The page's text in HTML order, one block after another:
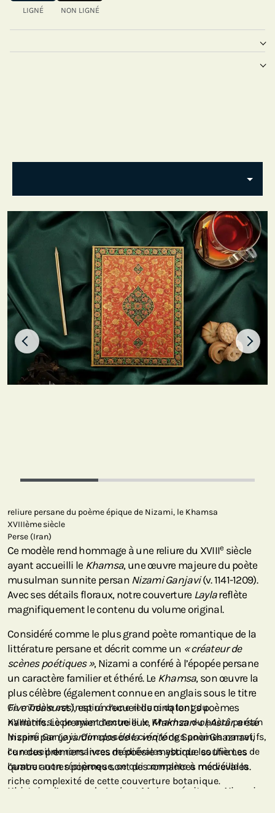
LIGNÉ NON LIGNÉ
reliure persane du poème épique de Nizami, le Khamsa
XVIIIème siècle
Perse (Iran)
Ce modèle rend hommage à une reliure du XVIIIe siècle
ayant accueilli le Khamsa, une œuvre majeure du poète
musulman sunnite persan Nizami Ganjavi(v. 1141-1209).
Avec ses détails floraux, notre couverture Laylareflète
magnifiquement le contenu du volume original.
Considéré comme le plus grand poète romantique de la
littérature persane et décrit comme un « créateur de
scènes poétiques », Nizami a conféré à l’épopée persane
un caractère familier et éthéré. Le Khamsa, son œuvre la
plus célèbre (également connue en anglais sous le titre
Five Treasures), est un recueil de cinq longs poèmes
narratifs. Le premier d’entre eux, Makhzan-ol-Asrâr, a été
inspiré parLe jardin clos de la véritéde Sanai Ghaznavi,
l’un des premiers livres de poésie mystique soufie. Les
quatre autres poèmes sont des romances médiévales.
L’histoire d’amour de
Layla et Majnun
, écrite par Nizami, a
Ce modèle est inspiré d’une reliure datant du
XVIIIème siècle ayant accueilli le Khamsa du poète persan
Nizami Ganjavi. Composé de cinq longs poèmes narratifs,
ce recueil de romances médiévales aborde les thèmes de
l’amour non réciproque, ce qui complète à merveille la
riche complexité de cette couverture botanique.